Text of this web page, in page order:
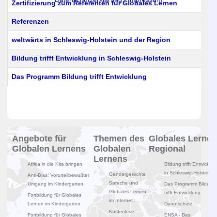
Zertifizierung zum Referenten für Globales Lernen
Referenzen
weltwärts in Schleswig-Holstein und der Region
Bildung trifft Entwicklung in Schleswig-Holstein
Das Programm Bildung trifft Entwicklung
Angebote für
Globalen Lernens
Afrika in die Kita bringen
Anti-Bias: Vorurteilbewußter
Umgang im Kindergarten
Fortbildung für Globales
Lernen im Kindergarten
Fortbildung für Globales
Themen des
Globalen
Lernens
Gendergerechte
Sprache und
Globales Lernen
im Internet I
Kostenlose
Globales Lernen
Regional
Bildung trifft
in Schleswig-Holstein
Das Programm Bildung
trifft Entwicklung
Datenschutz
ENSA - Das